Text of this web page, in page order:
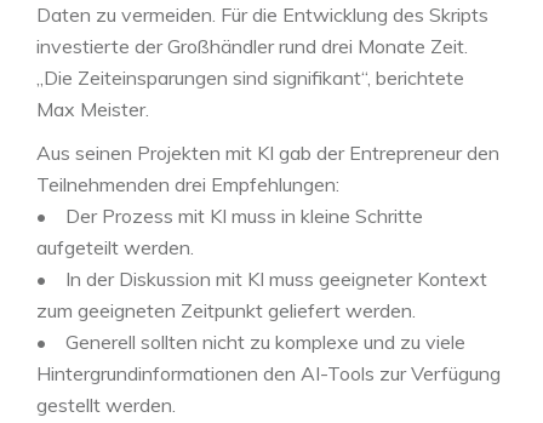
Daten zu vermeiden. Für die Entwicklung des Skripts
investierte der Großhändler rund drei Monate Zeit.
„Die Zeiteinsparungen sind signifikant“, berichtete
Max Meister.
Aus seinen Projekten mit KI gab der Entrepreneur den
Teilnehmenden drei Empfehlungen:
• Der Prozess mit KI muss in kleine Schritte
aufgeteilt werden.
• In der Diskussion mit KI muss geeigneter Kontext
zum geeigneten Zeitpunkt geliefert werden.
• Generell sollten nicht zu komplexe und zu viele
Hintergrundinformationen den AI-Tools zur Verfügung
gestellt werden.